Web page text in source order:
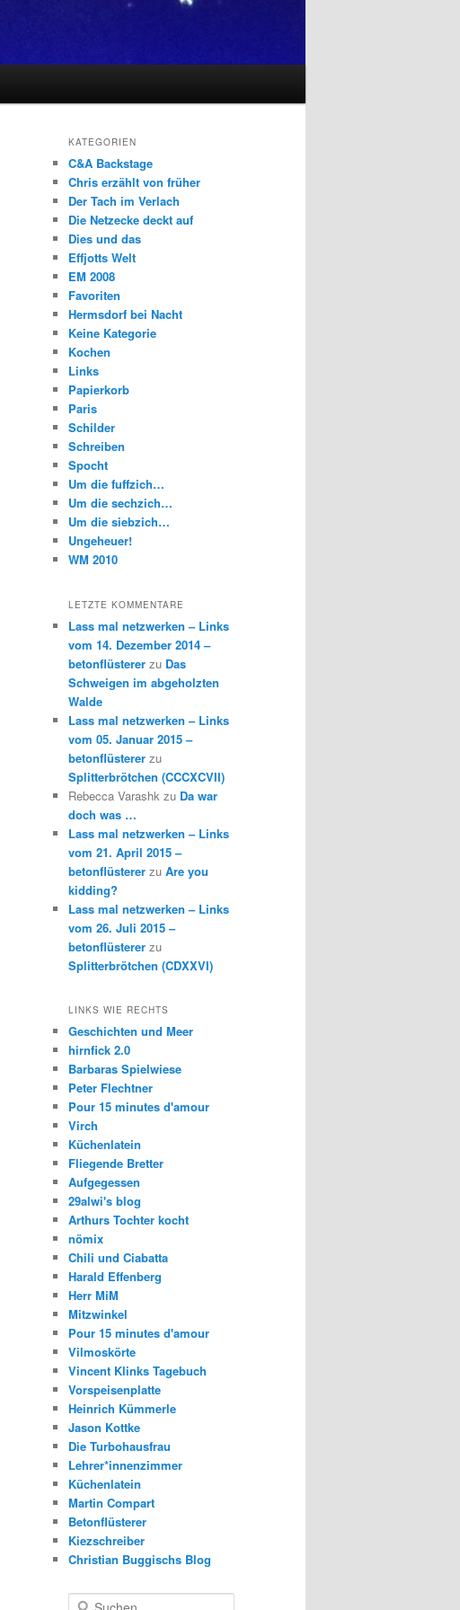
KATEGORIEN
C&A Backstage
Chris erzählt von früher
Der Tach im Verlach
Die Netzecke deckt auf
Dies und das
Effjotts Welt
EM 2008
Favoriten
Hermsdorf bei Nacht
Keine Kategorie
Kochen
Links
Papierkorb
Paris
Schilder
Schreiben
Spocht
Um die fuffzich…
Um die sechzich…
Um die siebzich…
Ungeheuer!
WM 2010
LETZTE KOMMENTARE
Lass mal netzwerken – Links
vom 14. Dezember 2014 –
betonflüsterer zu Das
Schweigen im abgeholzten
Walde
Lass mal netzwerken – Links
vom 05. Januar 2015 –
betonflüsterer zu
Splitterbrötchen (CCCXCVII)
Rebecca Varashk zu Da war
doch was …
Lass mal netzwerken – Links
vom 21. April 2015 –
betonflüsterer zu Are you
kidding?
Lass mal netzwerken – Links
vom 26. Juli 2015 –
betonflüsterer zu
Splitterbrötchen (CDXXVI)
LINKS WIE RECHTS
Geschichten und Meer
hirnfick 2.0
Barbaras Spielwiese
Peter Flechtner
Pour 15 minutes d'amour
Virch
Küchenlatein
Fliegende Bretter
Aufgegessen
29alwi's blog
Arthurs Tochter kocht
nömix
Chili und Ciabatta
Harald Effenberg
Herr MiM
Mitzwinkel
Pour 15 minutes d'amour
Vilmoskörte
Vincent Klinks Tagebuch
Vorspeisenplatte
Heinrich Kümmerle
Jason Kottke
Die Turbohausfrau
Lehrer*innenzimmer
Küchenlatein
Martin Compart
Betonflüsterer
Kiezschreiber
Christian Buggischs Blog